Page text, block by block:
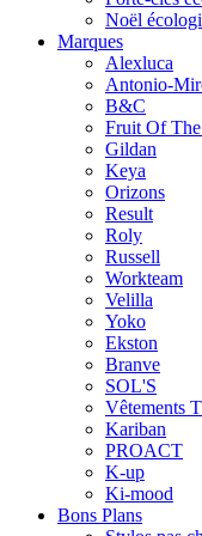
Noël
Marques
Alexluca
Antonio-
B&C
Fruit Of
Gildan
Keya
Orizons
Result
Roly
Russell
Workteam
Velilla
Yoko
Ekston
Branve
SOL'S
Vêtements
Kariban
PROACT
K-up
Ki-mood
Bons Plans